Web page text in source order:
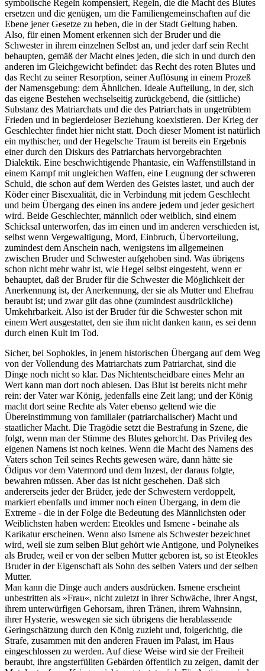
symbolische Regeln kompensiert, Regeln, die die Macht des Blutes
ersetzen und die genügen, um die Familiengemeinschaften auf die
Ebene jener Gesetze zu heben, die in der Stadt Geltung haben.
Also, für einen Moment erkennen sich der Bruder und die
Schwester in ihrem einzelnen Selbst an, und jeder darf sein Recht
behaupten, gemäß der Macht eines jeden, die sich in und durch den
anderen im Gleichgewicht befindet: das Recht des roten Blutes und
das Recht zu seiner Resorption, seiner Auflösung in einem Prozeß
der Namensgebung: dem Ähnlichen. Ideale Aufteilung, in der, sich
das eigene Bestehen wechselseitig zurückgebend, die (sittliche)
Substanz des Matriarchats und die des Patriarchats in ungetrübtem
Frieden und in begierdeloser Beziehung koexistieren. Der Krieg der
Geschlechter findet hier nicht statt. Doch dieser Moment ist natürlich
ein mythischer, und der Hegelsche Traum ist bereits ein Ergebnis
einer durch den Diskurs des Patriarchats hervorgebrachten
Dialektik. Eine beschwichtigende Phantasie, ein Waffenstillstand in
einem Kampf mit ungleichen Waffen, eine Leugnung der schweren
Schuld, die schon auf dem Werden des Geistes lastet, und auch der
Köder einer Bisexualität, die in Verbindung mit jedem Geschlecht
und beim Übergang des einen ins andere jedem und jeder gesichert
wird. Beide Geschlechter, männlich oder weiblich, sind einem
Schicksal unterworfen, das im einen und im anderen verschieden ist,
selbst wenn Vergewaltigung, Mord, Einbruch, Übervorteilung,
zumindest dem Anschein nach, wenigstens im allgemeinen
zwischen Bruder und Schwester aufgehoben sind. Was übrigens
schon nicht mehr wahr ist, wie Hegel selbst eingesteht, wenn er
behauptet, daß der Bruder für die Schwester die Möglichkeit der
Anerkennung ist, der Anerkennung, der sie als Mutter und Ehefrau
beraubt ist; und zwar gilt das ohne (zumindest ausdrückliche)
Umkehrbarkeit. Also ist der Bruder für die Schwester schon mit
einem Wert ausgestattet, den sie ihm nicht danken kann, es sei denn
durch einen Kult im Tod.
Sicher, bei Sophokles, in jenem historischen Übergang auf dem Weg
von der Vollendung des Matriarchats zum Patriarchat, sind die
Dinge noch nicht so klar. Das Nichtentscheidbare eines Mehr an
Wert kann man dort noch ablesen. Das Blut ist bereits nicht mehr
rein: der Vater war König, jedenfalls eine Zeit lang; und der König
macht dort seine Rechte als Vater ebenso geltend wie die
Übereinstimmung von familialer (patriarchalischer) Macht und
staatlicher Macht. Die Tragödie setzt die Bestrafung in Szene, die
folgt, wenn man der Stimme des Blutes gehorcht. Das Privileg des
eigenen Namens ist noch keines. Wenn die Macht des Namens des
Vaters schon Teil seines Rechts gewesen wäre, dann hätte sie
Ödipus vor dem Vatermord und dem Inzest, der daraus folgte,
bewahren müssen. Aber das ist nicht geschehen. Daß sich
andererseits jeder der Brüder, jede der Schwestern verdoppelt,
markiert ebenfalls und immer noch einen Übergang, in dem die
Extreme - die in der Folge die Bedeutung des Männlichsten oder
Weiblichsten haben werden: Eteokles und Ismene - beinahe als
Karikatur erscheinen. Wenn also Ismene als Schwester bezeichnet
wird, weil sie zum selben Blut gehört wie Antigone, und Polyneikes
als Bruder, weil er von der selben Mutter geboren ist, so ist Eteokles
Bruder in der Eigenschaft als Sohn des selben Vaters und der selben
Mutter.
Man kann die Dinge auch anders ausdrücken. Ismene erscheint
unbestritten als »Frau«, nicht zuletzt in ihrer Schwäche, ihrer Angst,
ihrem unterwürfigen Gehorsam, ihren Tränen, ihrem Wahnsinn,
ihrer Hysterie, weswegen sie sich übrigens die herablassende
Geringschätzung durch den König zuzieht und, folgerichtig, die
Strafe, zusammen mit den anderen Frauen im Palast, im Haus
eingeschlossen zu werden. Auf diese Weise wird sie der Freiheit
beraubt, ihre angsterfüllten Gebärden öffentlich zu zeigen, damit der